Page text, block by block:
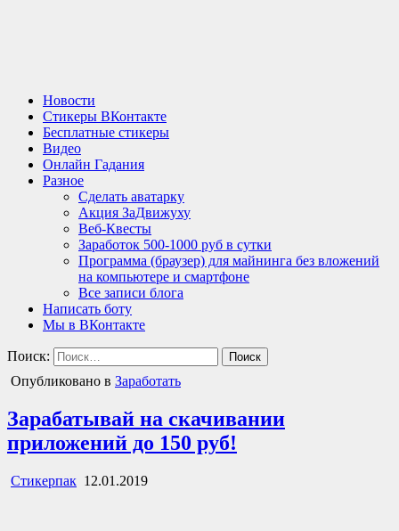
Новости
Стикеры ВКонтакте
Бесплатные стикеры
Видео
Онлайн Гадания
Разное
Сделать аватарку
Акция ЗаДвижуху
Веб-Квесты
Заработок 500-1000 руб в сутки
Программа (браузер) для майнинга без вложений
на компьютере и смартфоне
Все записи блога
Написать боту
Мы в ВКонтакте
Поиск:
Опубликовано в Заработать
Зарабатывай на скачивании
приложений до 150 руб!
Стикерпак 12.01.2019